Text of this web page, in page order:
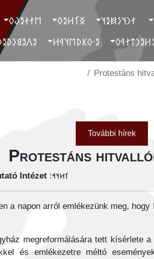
‮ 𐲐𐲙𐲦𐲋𐲯𐲉𐲦
‮𐲏𐲑𐲢𐲉𐲓
‮𐲮𐲐𐲇𐲉𐲜𐲓
‮𐲉-𐲓𐲞𐲚𐲮𐲦𐲁𐲢
Protestáns
További hírek
Protestáns
𐳑𐳢𐳦𐳀:
Intézet
a napon arról emlékezünk meg,
megreformálására tett kísérlete
és emlékezetre méltó